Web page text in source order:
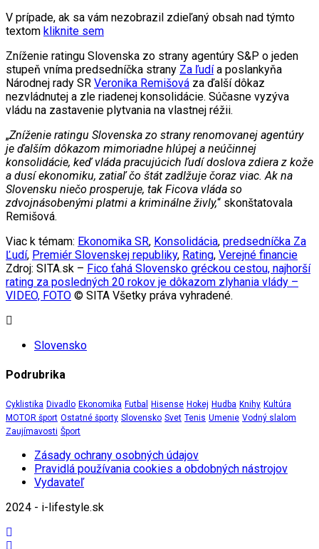
V prípade, ak sa vám nezobrazil zdieľaný obsah nad týmto
textom kliknite sem
Zníženie ratingu Slovenska zo strany agentúry S&P o jeden
stupeň vníma predsedníčka strany Za ľudía poslankyňa
Národnej rady SR Veronika Remišová za ďalší dôkaz
nezvládnutej a zle riadenej konsolidácie. Súčasne vyzýva
vládu na zastavenie plytvania na vlastnej réžii.
„Zníženie ratingu Slovenska zo strany renomovanej agentúry
je ďalším dôkazom mimoriadne hlúpej a neúčinnej
konsolidácie, keď vláda pracujúcich ľudí doslova zdiera z kože
a dusí ekonomiku, zatiaľ čo štát zadlžuje čoraz viac. Ak na
Slovensku niečo prosperuje, tak Ficova vláda so
zdvojnásobenými platmi a kriminálne živly,“ skonštatovala
Remišová.
Viac k témam: Ekonomika SR, Konsolidácia, predsedníčka Za
Ľudí, Premiér Slovenskej republiky, Rating, Verejné financie
Zdroj: SITA.sk – Fico ťahá Slovensko gréckou cestou, najhorší
rating za posledných 20 rokov je dôkazom zlyhania vlády –
VIDEO, FOTO © SITA Všetky práva vyhradené.
Slovensko
Podrubrika
Cyklistika Divadlo Ekonomika Futbal Hisense Hokej Hudba Knihy Kultúra
MOTOR šport Ostatné športy Slovensko Svet Tenis Umenie Vodný slalom
Zaujímavosti Šport
Zásady ochrany osobných údajov
Pravidlá používania cookies a obdobných nástrojov
Vydavateľ
2024 - i-lifestyle.sk